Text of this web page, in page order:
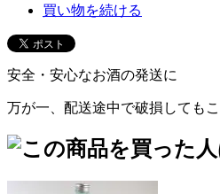
買い物を続ける
安全・安心なお酒の発送に
万が一、配送途中で破損しても